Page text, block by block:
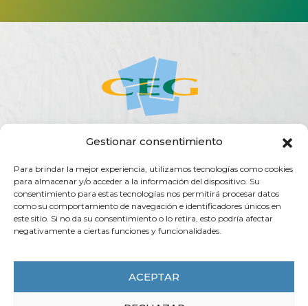
Gestionar consentimiento
Para brindar la mejor experiencia, utilizamos tecnologías como cookies
para almacenar y/o acceder a la información del dispositivo. Su
consentimiento para estas tecnologías nos permitirá procesar datos
como su comportamiento de navegación e identificadores únicos en
este sitio. Si no da su consentimiento o lo retira, esto podría afectar
negativamente a ciertas funciones y funcionalidades.
ACEPTAR
SERVICIOS
TRANSPARENCIA CONTACTO
Rúa do Vilar, 54 - 15705
Santiago de Compostela (España)
info@ceg.es
T. (+34) 981 555 888 F. (+34) 981 555 882